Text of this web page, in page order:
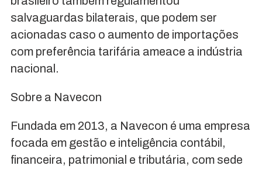
salvaguardas bilaterais, que podem ser
acionadas caso o aumento de importações
com preferência tarifária ameace a indústria
nacional.
Sobre a Navecon
Fundada em 2013, a Navecon é uma empresa
focada em gestão e inteligência contábil,
financeira, patrimonial e tributária, com sede